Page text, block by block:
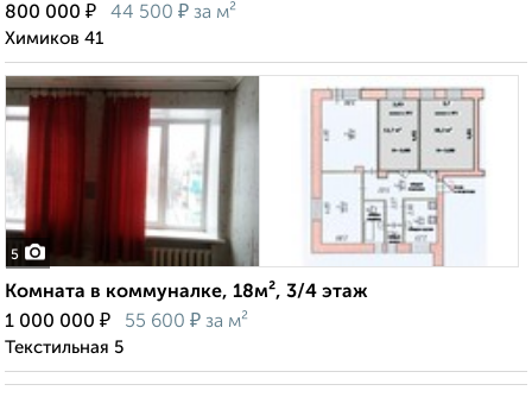
800 000 ₽ 44 500 ₽ за м²
Химиков 41
5
Комната в коммуналке, 18м², 3/4 этаж
1 000 000 ₽ 55 600 ₽ за м²
Текстильная 5